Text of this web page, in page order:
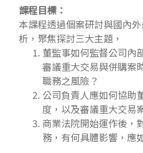
課程目標：
本課程透過個案研討與國內
析，聚焦探討三大主題，
董監事如何監督公司內
審議重大交易與併購案
職務之風險？
公司負責人應如何協助
度，以及審議重大交易
商業法院開始運作後，
務，有何具體影響，應